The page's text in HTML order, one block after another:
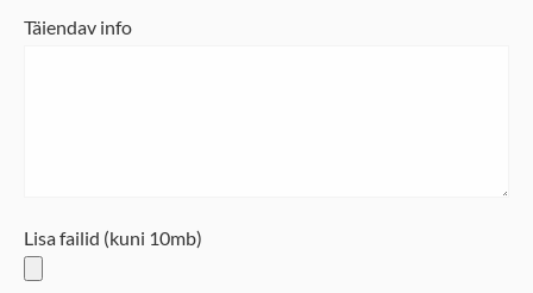
Täiendav info
Lisa failid (kuni 10mb)